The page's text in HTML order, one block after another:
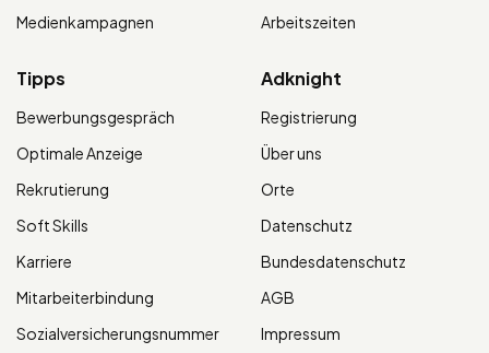
Medienkampagnen
Arbeitszeiten
Tipps
Bewerbungsgespräch
Optimale Anzeige
Rekrutierung
Soft Skills
Karriere
Mitarbeiterbindung
Sozialversicherungsnummer
Adknight
Registrierung
Über uns
Orte
Datenschutz
Bundesdatenschutz
AGB
Impressum